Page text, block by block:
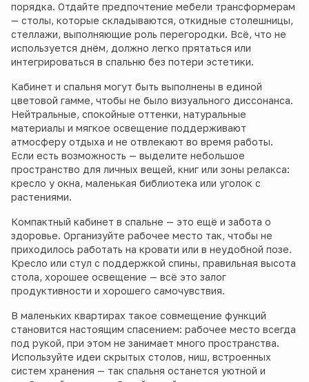
порядка. Отдайте предпочтение мебели трансформерам
— столы, которые складываются, откидные столешницы,
стеллажи, выполняющие роль перегородки. Всё, что не
используется днём, должно легко прятаться или
интегрироваться в спальню без потери эстетики.
Кабинет и спальня могут быть выполнены в единой
цветовой гамме, чтобы не было визуального диссонанса.
Нейтральные, спокойные оттенки, натуральные
материалы и мягкое освещение поддерживают
атмосферу отдыха и не отвлекают во время работы.
Если есть возможность — выделите небольшое
пространство для личных вещей, книг или зоны релакса:
кресло у окна, маленькая библиотека или уголок с
растениями.
Компактный кабинет в спальне — это ещё и забота о
здоровье. Организуйте рабочее место так, чтобы не
приходилось работать на кровати или в неудобной позе.
Кресло или стул с поддержкой спины, правильная высота
стола, хорошее освещение — всё это залог
продуктивности и хорошего самочувствия.
В маленьких квартирах такое совмещение функций
становится настоящим спасением: рабочее место всегда
под рукой, при этом не занимает много пространства.
Используйте идеи скрытых столов, ниш, встроенных
систем хранения — так спальня останется уютной и